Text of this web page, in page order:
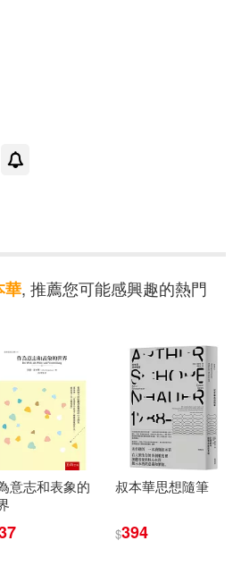
華, 推薦您可能感興趣的熱門
意志和表象的
叔本華思想隨筆
$394